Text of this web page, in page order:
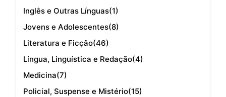
Inglês e Outras Línguas(1)
Jovens e Adolescentes(8)
Literatura e Ficção(46)
Língua, Linguística e Redação(4)
Medicina(7)
Policial, Suspense e Mistério(15)